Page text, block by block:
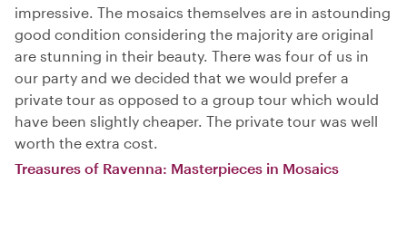
impressive. The mosaics themselves are in astounding
good condition considering the majority are original
are stunning in their beauty. There was four of us in
our party and we decided that we would prefer a
private tour as opposed to a group tour which would
have been slightly cheaper. The private tour was well
worth the extra cost.
Treasures of Ravenna: Masterpieces in Mosaics